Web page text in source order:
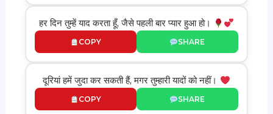
हर दिन तुम्हें याद करता हूँ, जैसे पहली बार प्यार हुआ हो।
COPY SHARE
दूरियां हमें जुदा कर सकती हैं, मगर तुम्हारी यादों को नहीं।
COPY SHARE